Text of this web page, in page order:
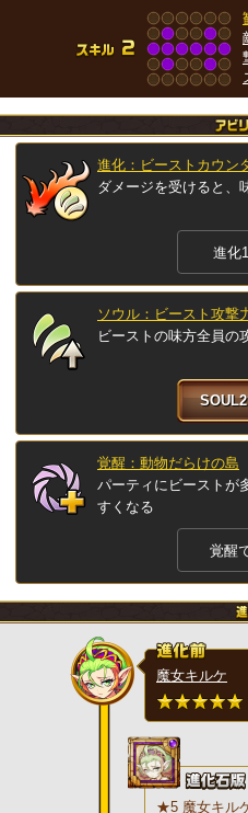
進化：ビーストカウン
ダメージを受けると、
進化
ソウル：ビースト攻撃
ビーストの味方全員の
覚醒：動物だらけの島
パーティにビーストが
すくなる
覚醒
魔女キルケ
★5 魔女キル